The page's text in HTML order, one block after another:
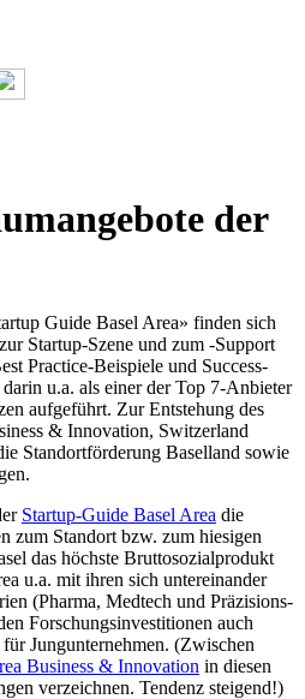
der
Guide Basel Area» finden sich
Startup-Szene und zum -Support
Practice-Beispiele und Success-
u.a. als einer der Top 7-Anbieter
aufgeführt. Zur Entstehung des
& Innovation, Switzerland
Standortförderung Baselland sowie
Startup-Guide Basel Area die
zum Standort bzw. zum hiesigen
das höchste Bruttosozialprodukt
u.a. mit ihren sich untereinander
(Pharma, Medtech und Präzisions-
Forschungsinvestitionen auch
Jungunternehmen. (Zwischen
Business & Innovation in diesen
verzeichnen. Tendenz steigend!)